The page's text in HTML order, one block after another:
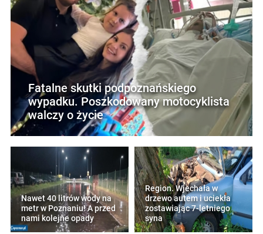
Fatalne skutki podpoznańskiego
wypadku. Poszkodowany motocyklista
walczy o życie
Nawet 40 litrów wody na
metr w Poznaniu! A przed
nami kolejne opady
Region. Wjechała w
drzewo autem i uciekła
zostawiając 7-letniego
syna